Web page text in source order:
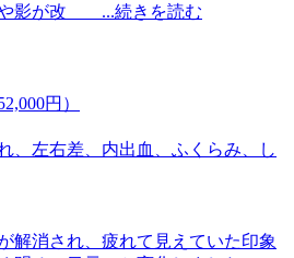
や影が改 ...続きを読む
円）
、左右差、内出血、ふくらみ、し
解消され、疲れて見えていた印象